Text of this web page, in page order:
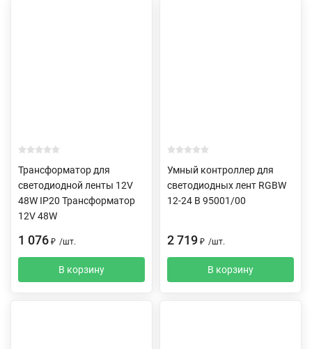
Трансформатор для
светодиодной ленты 12V
48W IP20 Трансформатор
12V 48W
1 076 ₽ /шт.
В корзину
Умный контроллер для
светодиодных лент RGBW
12-24 В 95001/00
2 719 ₽ /шт.
В корзину